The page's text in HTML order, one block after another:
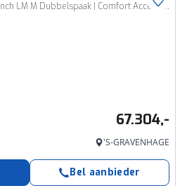
xDrive25e M Sport Pro | 19 inch LM M Dubbelspaak | Comfort Access | Elektrisch verwarmde voorstoelen
67.304,-
'S-GRAVENHAGE
Bel aanbieder